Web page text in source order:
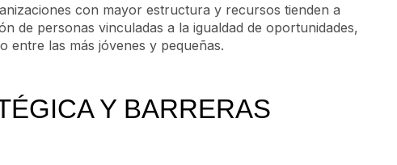
con mayor estructura y recursos tienden a
de personas vinculadas a la igualdad de oportunidades,
entre las más jóvenes y pequeñas.
Y BARRERAS